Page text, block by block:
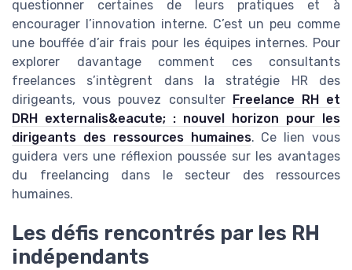
questionner certaines de leurs pratiques et à
encourager l’innovation interne. C’est un peu comme
une bouffée d’air frais pour les équipes internes. Pour
explorer davantage comment ces consultants
freelances s’intègrent dans la stratégie HR des
dirigeants, vous pouvez consulter
Freelance RH et
DRH externalis&eacute; : nouvel horizon pour les
dirigeants des ressources humaines. Ce lien vous
guidera vers une réflexion poussée sur les avantages
du freelancing dans le secteur des ressources
humaines.
Les défis rencontrés par les RH
indépendants